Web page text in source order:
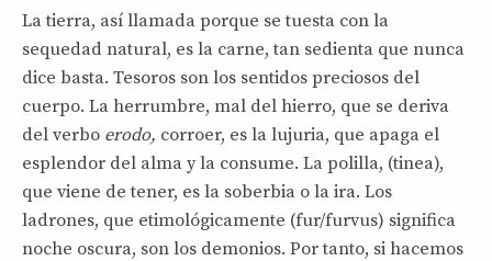
La tierra, así llamada porque se tuesta con la
sequedad natural, es la carne, tan sedienta que nunca
dice basta. Tesoros son los sentidos preciosos del
cuerpo. La herrumbre, mal del hierro, que se deriva
del verbo erodo, corroer, es la lujuria, que apaga el
esplendor del alma y la consume. La polilla, (tinea),
que viene de tener, es la soberbia o la ira. Los
ladrones, que etimológicamente (fur/furvus) significa
noche oscura, son los demonios. Por tanto, si hacemos